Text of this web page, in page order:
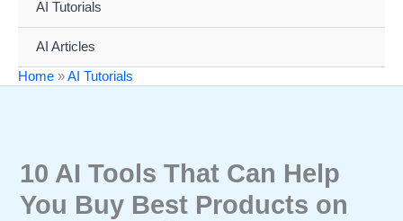
AI Tutorials
AI Articles
Home »AI Tutorials
10 AI Tools That Can Help
You Buy Best Products on